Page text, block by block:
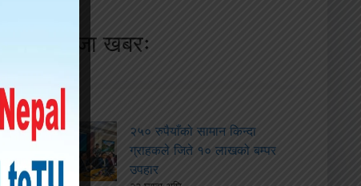
ताजा खबरः
२५० रुपैयाँको सामान किन्दा
ग्राहकले जिते १० लाखको बम्पर
उपहार